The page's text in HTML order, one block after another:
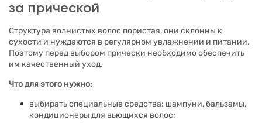
за прической
Структура волнистых волос пористая, они склонны к
сухости и нуждаются в регулярном увлажнении и питании.
Поэтому перед выбором прически необходимо обеспечить
им качественный уход.
Что для этого нужно:
выбирать специальные средства: шампуни, бальзамы,
кондиционеры для вьющихся волос;